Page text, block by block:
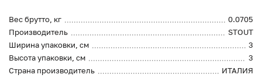
Вес брутто, кг
0.0705
Производитель
STOUT
Ширина упаковки, см
3
Высота упаковки, см
3
Страна производитель
ИТАЛИЯ